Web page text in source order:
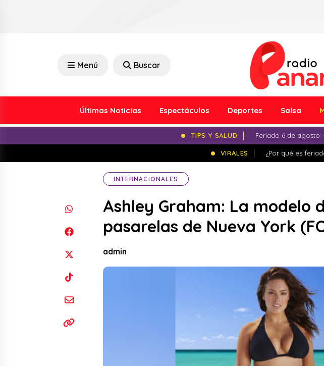
Menú Buscar
Últimas Noticias Espectáculos Deportes Salsa
TIPS Y SALUD Feriado 6 de
VIRALES ¿Por qué es
INTERNACIONALES
Ashley Graham: La modelo
pasarelas de Nueva York
admin